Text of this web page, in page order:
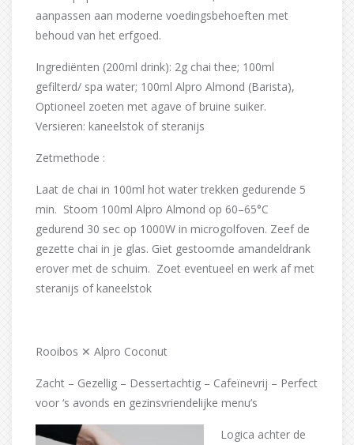
aanpassen aan moderne voedingsbehoeften met
behoud van het erfgoed.
Ingrediënten (200ml drink): 2g chai thee; 100ml
gefilterd/ spa water; 100ml Alpro Almond (Barista),
Optioneel zoeten met agave of bruine suiker.
Versieren: kaneelstok of steranijs
Zetmethode :
Laat de chai in 100ml hot water trekken gedurende 5
min. Stoom 100ml Alpro Almond op 60–65°C
gedurend 30 sec op 1000W in microgolfoven. Zeef de
gezette chai in je glas. Giet gestoomde amandeldrank
erover met de schuim. Zoet eventueel en werk af met
steranijs of kaneelstok
Rooibos ✕ Alpro Coconut
Zacht – Gezellig – Dessertachtig – Cafeïnevrij – Perfect
voor ‘s avonds en gezinsvriendelijke menu’s
Logica achter de